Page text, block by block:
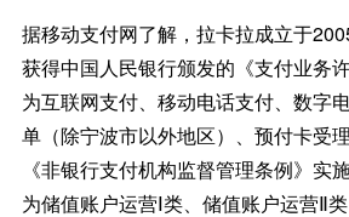
据移动支付网了解，拉卡拉成立于
获得中国人民银行颁发的《支付业务
为互联网支付、移动电话支付、数字
单（除宁波市以外地区）、预付卡受
《非银行支付机构监督管理条例》实
为储值账户运营Ⅰ类、储值账户运营Ⅱ